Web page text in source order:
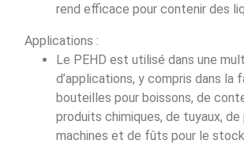
rend efficace pour contenir des
Applications :
Le PEHD est utilisé dans une
d’applications, y compris dans la
bouteilles pour boissons, de
produits chimiques, de tuyaux,
machines et de fûts pour le